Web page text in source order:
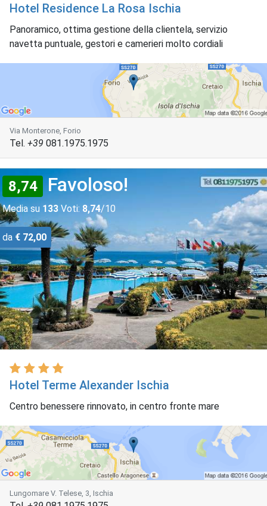
Hotel Residence La Rosa Ischia
Panoramico, ottima gestione della clientela, servizio
navetta puntuale, gestori e camerieri molto cordiali
Via Monterone, Forio
Tel. +39 081.1975.1975
8,74 Favoloso!
Media su 133 Voti: 8,74/10
da € 72,00
Hotel Terme Alexander Ischia
Centro benessere rinnovato, in centro fronte mare
Lungomare V. Telese, 3, Ischia